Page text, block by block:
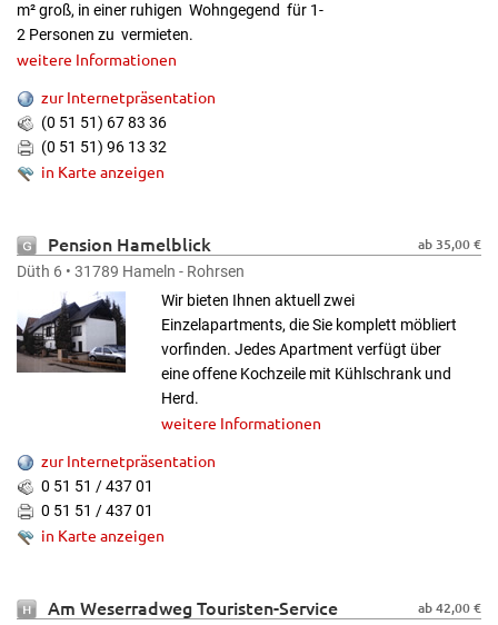
m² groß, in einer ruhigen Wohngegend für 1-
2 Personen zu vermieten.
weitere Informationen
zur Internetpräsentation
(0 51 51) 67 83 36
(0 51 51) 96 13 32
in Karte anzeigen
Pension Hamelblick ab 35,00 €
Düth 6 • 31789 Hameln - Rohrsen
Wir bieten Ihnen aktuell zwei
Einzelapartments, die Sie komplett möbliert
vorfinden. Jedes Apartment verfügt über
eine offene Kochzeile mit Kühlschrank und
Herd.
weitere Informationen
zur Internetpräsentation
0 51 51 / 437 01
0 51 51 / 437 01
in Karte anzeigen
Am Weserradweg Touristen-Service ab 42,00 €